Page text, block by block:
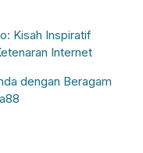
Kisah Inspiratif
Internet
dengan Beragam